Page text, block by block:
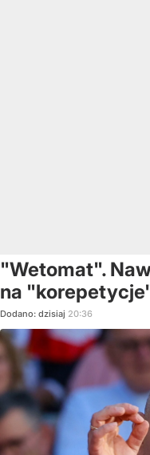
"Wetomat".
na
Dodano: dzisiaj 20:36